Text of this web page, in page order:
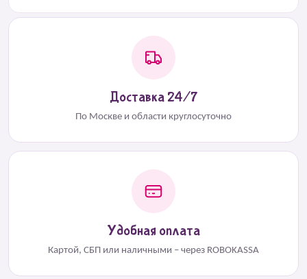
Доставка 24/7
По Москве и области круглосуточно
Удобная оплата
Картой, СБП или наличными – через ROBOKASSA